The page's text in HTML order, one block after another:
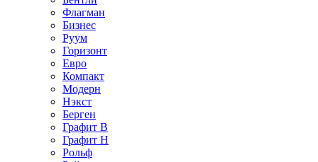
Флагман
Бизнес
Руум
Горизонт
Евро
Компакт
Модерн
Нэкст
Берген
Графит В
Графит Н
Рольф